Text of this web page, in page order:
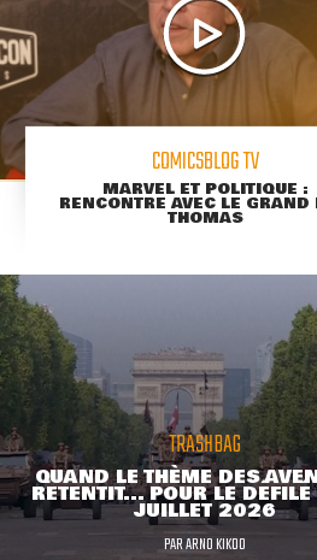
COMICSBLOG TV
MARVEL ET POLITIQUE :
RENCONTRE AVEC LE GRAND
THOMAS
TRASHBAG
QUAND LE THÈME DES
RETENTIT... POUR LE
JUILLET 2026
PARARNO KIKOO